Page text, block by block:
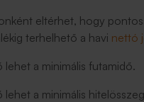
eltérhet, hogy
terhelhető a havi nettó
lehet a minimális futamidő.
lehet a minimális